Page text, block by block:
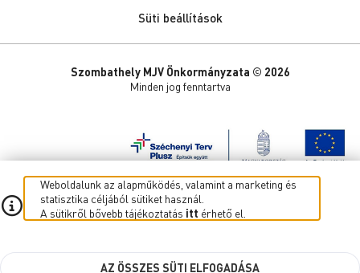
Süti beállítások
Szombathely MJV Önkormányzata © 2026
Minden jog fenntartva
Weboldalunk az alapműködés, valamint a marketing és
statisztika céljából sütiket használ.
A sütikről bővebb tájékoztatás itt érhető el.
AZ ÖSSZES SÜTI ELFOGADÁSA